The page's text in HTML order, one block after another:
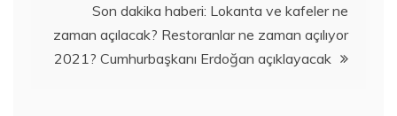
Son dakika haberi: Lokanta ve kafeler ne
zaman açılacak? Restoranlar ne zaman açılıyor
2021? Cumhurbaşkanı Erdoğan açıklayacak